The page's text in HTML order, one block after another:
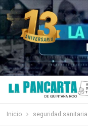
Inicio seguridad sanitaria